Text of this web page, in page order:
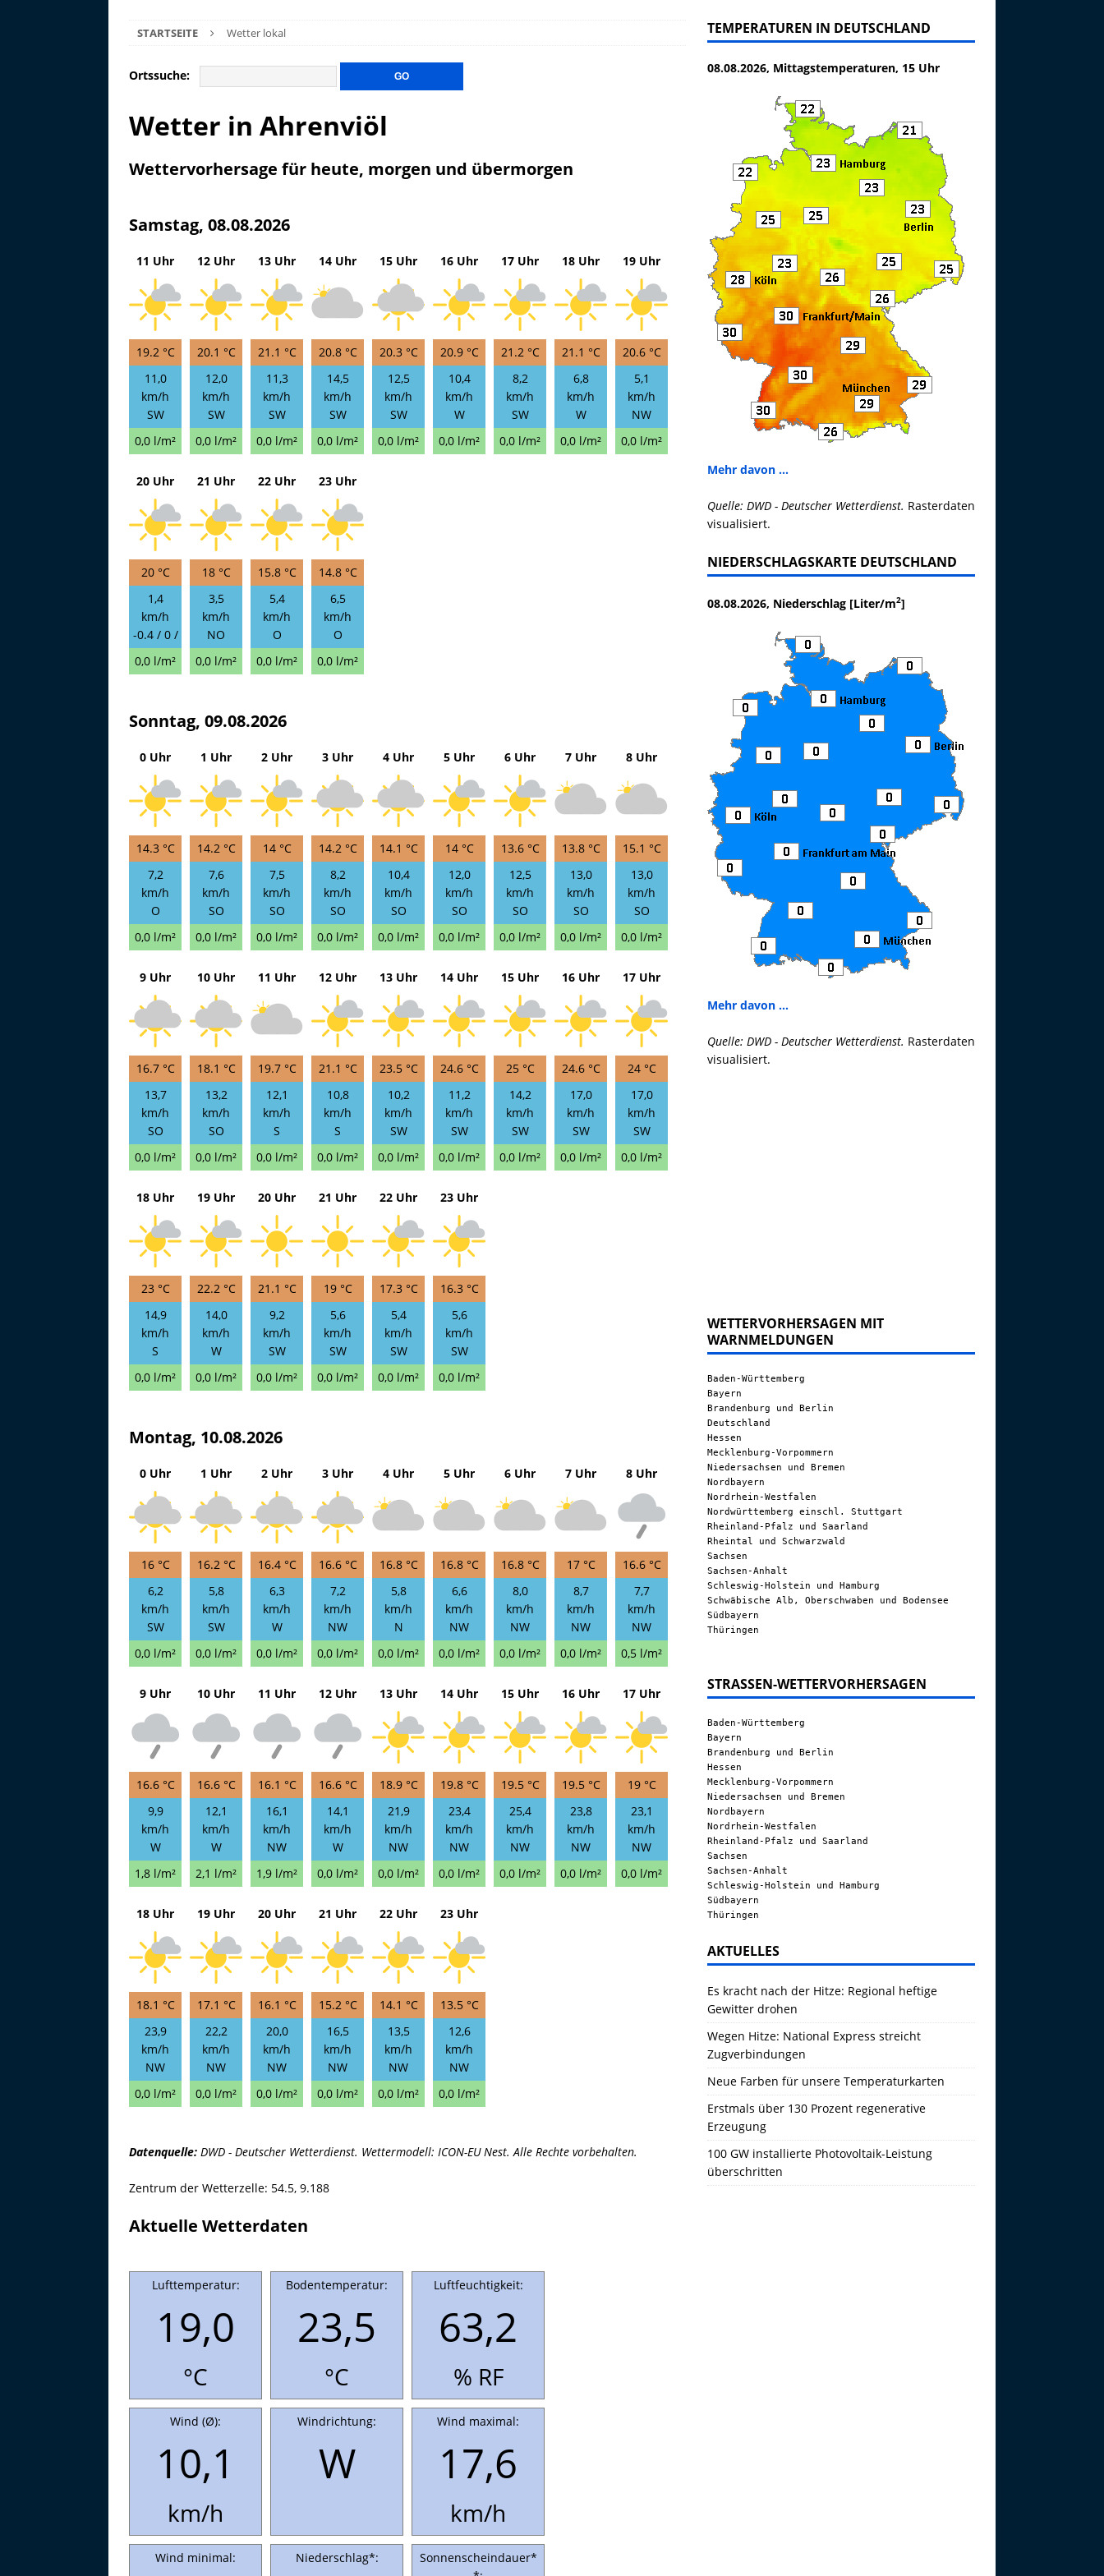
STARTSEITE Wetter lokal
Ortssuche:
Wetter in Ahrenviöl
Wettervorhersage für heute, morgen und übermorgen
Samstag, 08.08.2026
11 Uhr
19.2 °C
11,0
km/h
SW
0,0 l/m²
12 Uhr
20.1 °C
12,0
km/h
SW
0,0 l/m²
13 Uhr
21.1 °C
11,3
km/h
SW
0,0 l/m²
14 Uhr
20.8 °C
14,5
km/h
SW
0,0 l/m²
15 Uhr
20.3 °C
12,5
km/h
SW
0,0 l/m²
16 Uhr
20.9 °C
10,4
km/h
W
0,0 l/m²
17 Uhr
21.2 °C
8,2
km/h
SW
0,0 l/m²
18 Uhr
21.1 °C
6,8
km/h
W
0,0 l/m²
19 Uhr
20.6 °C
5,1
km/h
NW
0,0 l/m²
20 Uhr
20 °C
1,4
km/h
-0.4 / 0 /
0,0 l/m²
21 Uhr
18 °C
3,5
km/h
NO
0,0 l/m²
22 Uhr
15.8 °C
5,4
km/h
O
0,0 l/m²
23 Uhr
14.8 °C
6,5
km/h
O
0,0 l/m²
Sonntag, 09.08.2026
0 Uhr
14.3 °C
7,2
km/h
O
0,0 l/m²
1 Uhr
14.2 °C
7,6
km/h
SO
0,0 l/m²
2 Uhr
14 °C
7,5
km/h
SO
0,0 l/m²
3 Uhr
14.2 °C
8,2
km/h
SO
0,0 l/m²
4 Uhr
14.1 °C
10,4
km/h
SO
0,0 l/m²
5 Uhr
14 °C
12,0
km/h
SO
0,0 l/m²
6 Uhr
13.6 °C
12,5
km/h
SO
0,0 l/m²
7 Uhr
13.8 °C
13,0
km/h
SO
0,0 l/m²
8 Uhr
15.1 °C
13,0
km/h
SO
0,0 l/m²
9 Uhr
16.7 °C
13,7
km/h
SO
0,0 l/m²
10 Uhr
18.1 °C
13,2
km/h
SO
0,0 l/m²
11 Uhr
19.7 °C
12,1
km/h
S
0,0 l/m²
12 Uhr
21.1 °C
10,8
km/h
S
0,0 l/m²
13 Uhr
23.5 °C
10,2
km/h
SW
0,0 l/m²
14 Uhr
24.6 °C
11,2
km/h
SW
0,0 l/m²
15 Uhr
25 °C
14,2
km/h
SW
0,0 l/m²
16 Uhr
24.6 °C
17,0
km/h
SW
0,0 l/m²
17 Uhr
24 °C
17,0
km/h
SW
0,0 l/m²
18 Uhr
23 °C
14,9
km/h
S
0,0 l/m²
19 Uhr
22.2 °C
14,0
km/h
W
0,0 l/m²
20 Uhr
21.1 °C
9,2
km/h
SW
0,0 l/m²
21 Uhr
19 °C
5,6
km/h
SW
0,0 l/m²
22 Uhr
17.3 °C
5,4
km/h
SW
0,0 l/m²
23 Uhr
16.3 °C
5,6
km/h
SW
0,0 l/m²
Montag, 10.08.2026
0 Uhr
16 °C
6,2
km/h
SW
0,0 l/m²
1 Uhr
16.2 °C
5,8
km/h
SW
0,0 l/m²
2 Uhr
16.4 °C
6,3
km/h
W
0,0 l/m²
3 Uhr
16.6 °C
7,2
km/h
NW
0,0 l/m²
4 Uhr
16.8 °C
5,8
km/h
N
0,0 l/m²
5 Uhr
16.8 °C
6,6
km/h
NW
0,0 l/m²
6 Uhr
16.8 °C
8,0
km/h
NW
0,0 l/m²
7 Uhr
17 °C
8,7
km/h
NW
0,0 l/m²
8 Uhr
16.6 °C
7,7
km/h
NW
0,5 l/m²
9 Uhr
16.6 °C
9,9
km/h
W
1,8 l/m²
10 Uhr
16.6 °C
12,1
km/h
W
2,1 l/m²
11 Uhr
16.1 °C
16,1
km/h
NW
1,9 l/m²
12 Uhr
16.6 °C
14,1
km/h
W
0,0 l/m²
13 Uhr
18.9 °C
21,9
km/h
NW
0,0 l/m²
14 Uhr
19.8 °C
23,4
km/h
NW
0,0 l/m²
15 Uhr
19.5 °C
25,4
km/h
NW
0,0 l/m²
16 Uhr
19.5 °C
23,8
km/h
NW
0,0 l/m²
17 Uhr
19 °C
23,1
km/h
NW
0,0 l/m²
18 Uhr
18.1 °C
23,9
km/h
NW
0,0 l/m²
19 Uhr
17.1 °C
22,2
km/h
NW
0,0 l/m²
20 Uhr
16.1 °C
20,0
km/h
NW
0,0 l/m²
21 Uhr
15.2 °C
16,5
km/h
NW
0,0 l/m²
22 Uhr
14.1 °C
13,5
km/h
NW
0,0 l/m²
23 Uhr
13.5 °C
12,6
km/h
NW
0,0 l/m²
Datenquelle: DWD - Deutscher Wetterdienst. Wettermodell: ICON-EU Nest. Alle Rechte vorbehalten.
Zentrum der Wetterzelle: 54.5, 9.188
Aktuelle Wetterdaten
Lufttemperatur:
19,0
°C
Bodentemperatur:
23,5
°C
Luftfeuchtigkeit:
63,2
% RF
Wind (Ø):
10,1
km/h
Windrichtung:
W
Wind maximal:
17,6
km/h
Wind minimal: Niederschlag*:
Sonnenscheindauer*
TEMPERATUREN IN DEUTSCHLAND
08.08.2026, Mittagstemperaturen, 15 Uhr
Mehr davon ...
Quelle: DWD - Deutscher Wetterdienst. Rasterdaten
visualisiert.
NIEDERSCHLAGSKARTE DEUTSCHLAND
08.08.2026, Niederschlag [Liter/m2]
Mehr davon ...
Quelle: DWD - Deutscher Wetterdienst. Rasterdaten
visualisiert.
WETTERVORHERSAGEN MIT
WARNMELDUNGEN
Baden-Württemberg
Bayern
Brandenburg und Berlin
Deutschland
Hessen
Mecklenburg-Vorpommern
Niedersachsen und Bremen
Nordbayern
Nordrhein-Westfalen
Nordwürttemberg einschl. Stuttgart
Rheinland-Pfalz und Saarland
Rheintal und Schwarzwald
Sachsen
Sachsen-Anhalt
Schleswig-Holstein und Hamburg
Schwäbische Alb, Oberschwaben und Bodensee
Südbayern
Thüringen
STRASSEN-WETTERVORHERSAGEN
Baden-Württemberg
Bayern
Brandenburg und Berlin
Hessen
Mecklenburg-Vorpommern
Niedersachsen und Bremen
Nordbayern
Nordrhein-Westfalen
Rheinland-Pfalz und Saarland
Sachsen
Sachsen-Anhalt
Schleswig-Holstein und Hamburg
Südbayern
Thüringen
AKTUELLES
Es kracht nach der Hitze: Regional heftige
Gewitter drohen
Wegen Hitze: National Express streicht
Zugverbindungen
Neue Farben für unsere Temperaturkarten
Erstmals über 130 Prozent regenerative
Erzeugung
100 GW installierte Photovoltaik-Leistung
überschritten